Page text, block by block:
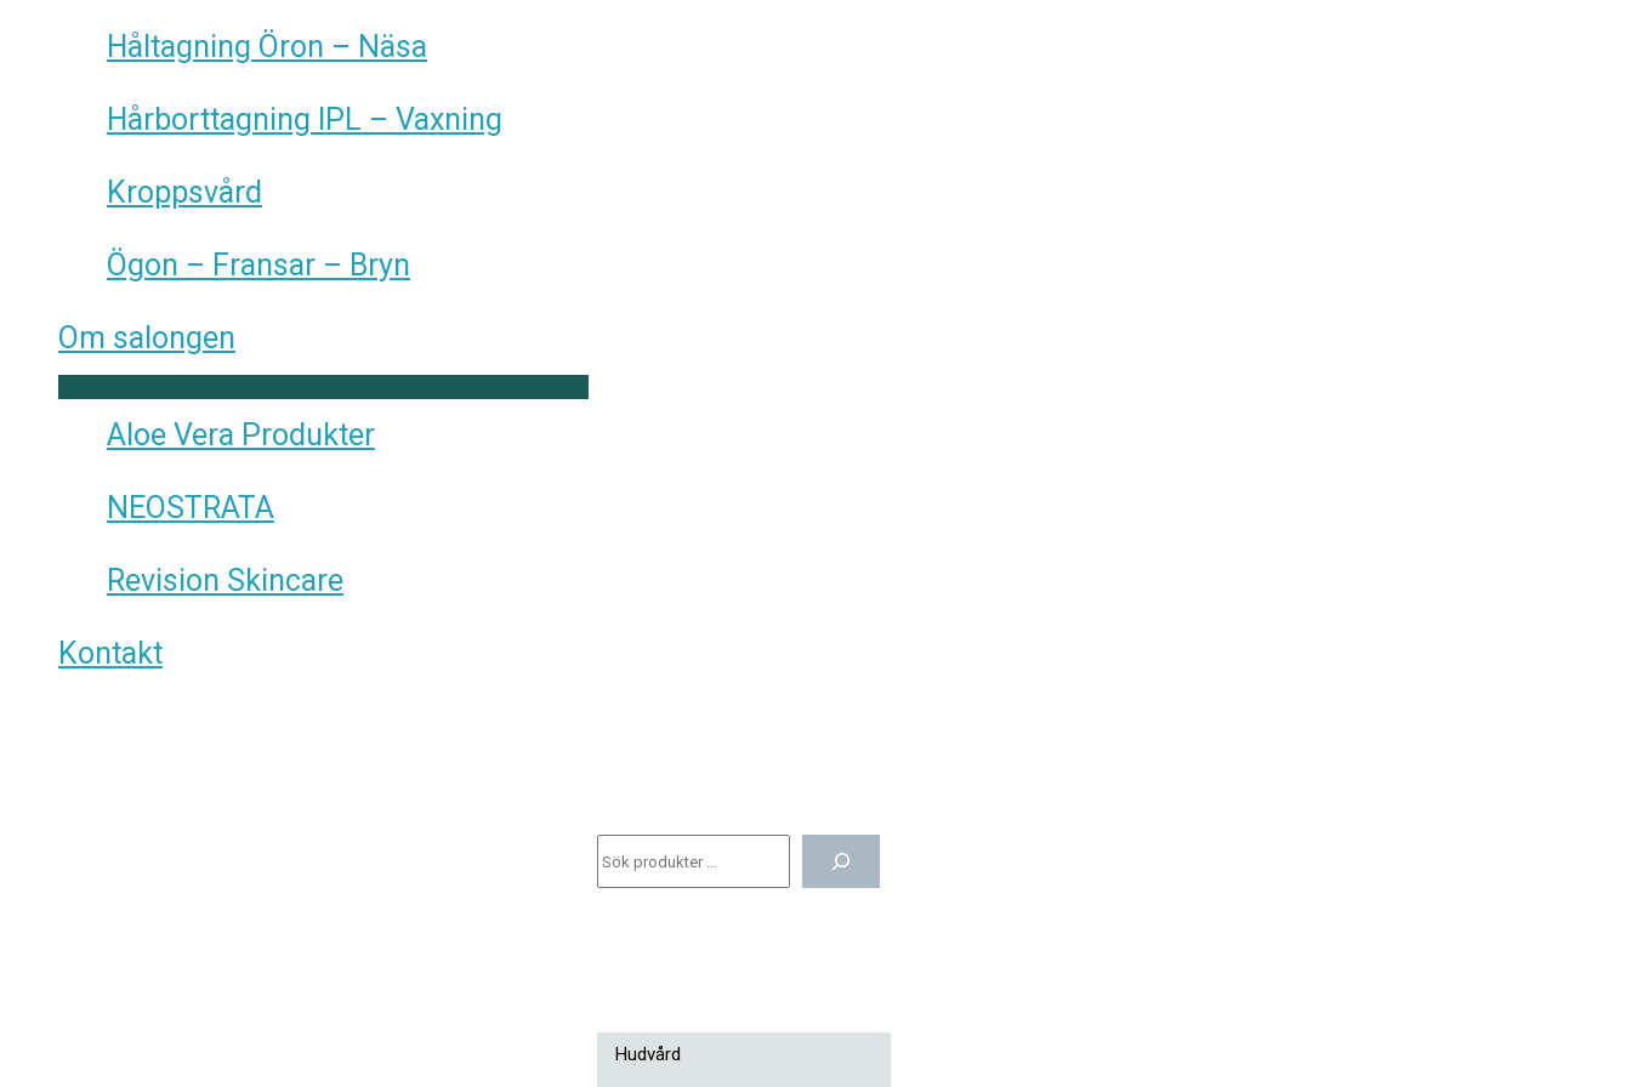
Håltagning Öron – Näsa
Hårborttagning IPL – Vaxning
Kroppsvård
Ögon – Fransar – Bryn
Om salongen
Aloe Vera Produkter
NEOSTRATA
Revision Skincare
Kontakt
Hudvård